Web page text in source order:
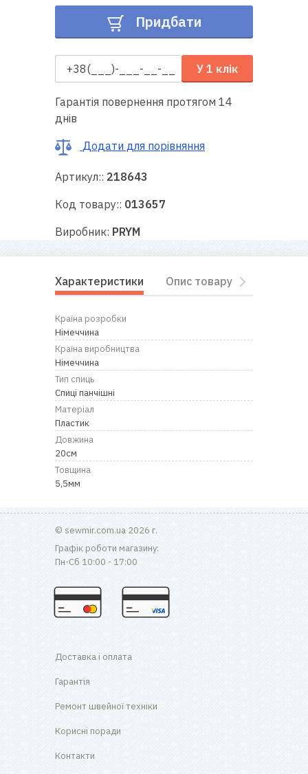
техніки
Корисні
поради
Про
нас
Придбати
У 1 клік
Гарантія повернення протягом 14
днів
Додати для порівняння
Артикул:: 218643
Код товару:: 013657
Виробник: PRYM
Характеристики Опис товару
Країна розробки
Німеччина
Країна виробництва
Німеччина
Тип спиць
Спиці панчішні
Матеріал
Пластик
Довжина
20см
Товщина
5,5мм
© sewmir.com.ua 2026 г.
Графік роботи магазину:
Пн-Сб 10:00 - 17:00
Доставка і оплата
Гарантія
Ремонт швейної техніки
Корисні поради
Контакти